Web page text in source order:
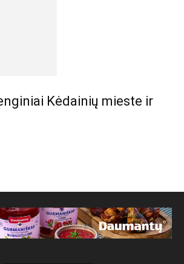
Kėdainių mieste ir